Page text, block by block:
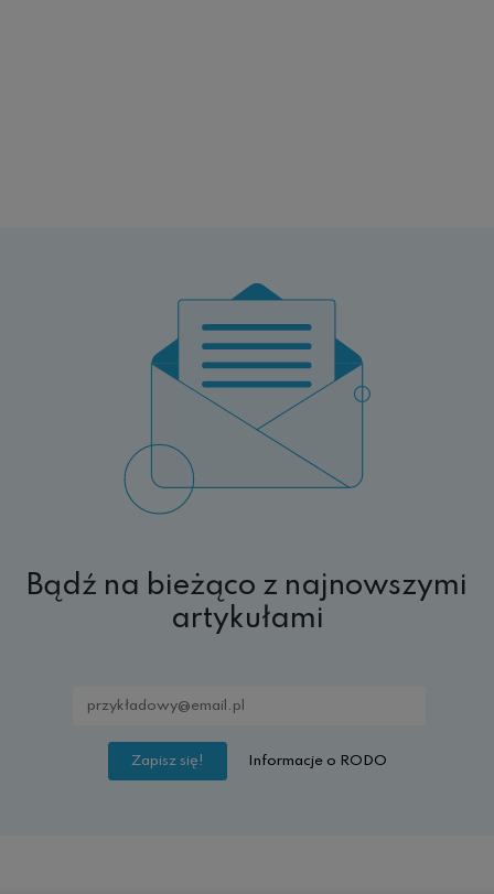
Bądź na bieżąco z najnowszymi
artykułami
Informacje o RODO